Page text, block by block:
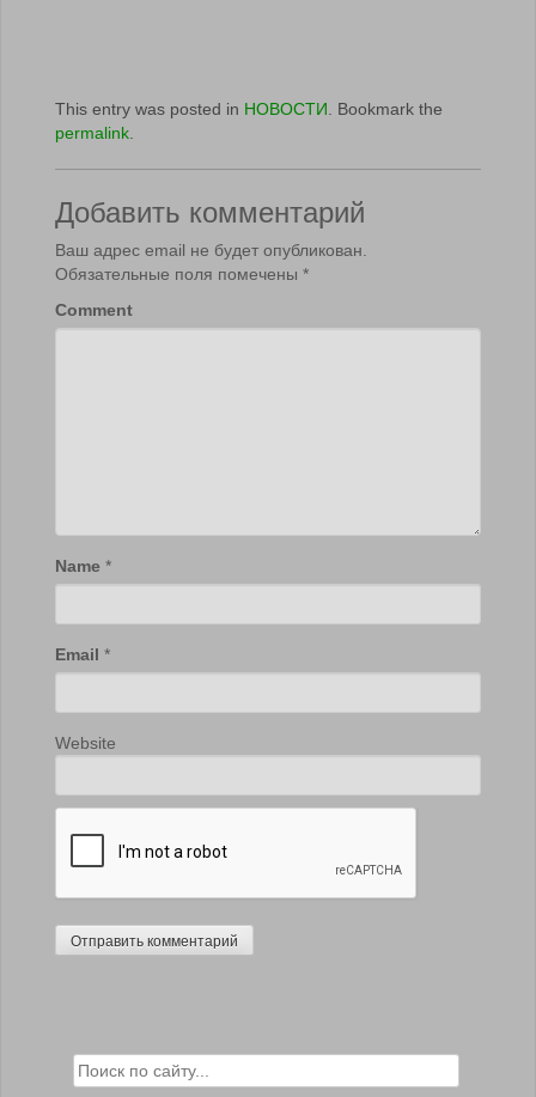
This entry was posted in НОВОСТИ . Bookmark the
permalink
Добавить комментарий
Ваш адрес email не будет опубликован.
Обязательные поля помечены *
Comment
Name *
Email *
Website
Search for: